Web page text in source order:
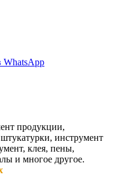
WhatsApp
продукции,
инструмент
клея, пены,
и многое другое.